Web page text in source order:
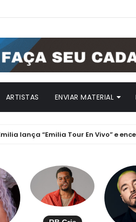
ARTISTAS ENVIAR MATERIAL
“Emilia Tour En Vivo” e encerra a